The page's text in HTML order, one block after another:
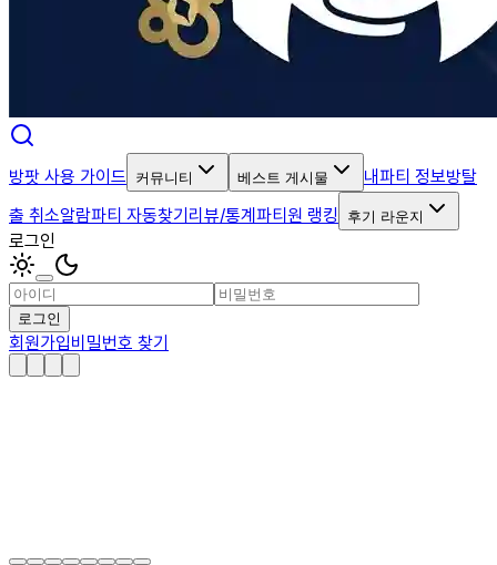
방팟 사용 가이드 커뮤니티 베스트 게시물 내파티 정보방탈
출 취소알람파티 자동찾기리뷰/통계파티원 랭킹 후기 라운지
로그인
로그인
회원가입비밀번호 찾기